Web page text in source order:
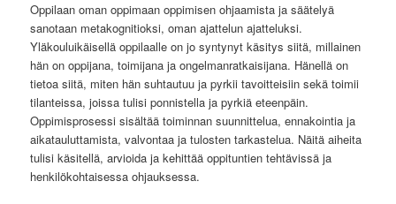
Oppilaan oman oppimaan oppimisen ohjaamista ja säätelyä
sanotaan metakognitioksi, oman ajattelun ajatteluksi.
Yläkouluikäisellä oppilaalle on jo syntynyt käsitys siitä, millainen
hän on oppijana, toimijana ja ongelmanratkaisijana. Hänellä on
tietoa siitä, miten hän suhtautuu ja pyrkii tavoitteisiin sekä toimii
tilanteissa, joissa tulisi ponnistella ja pyrkiä eteenpäin.
Oppimisprosessi sisältää toiminnan suunnittelua, ennakointia ja
aikatauluttamista, valvontaa ja tulosten tarkastelua. Näitä aiheita
tulisi käsitellä, arvioida ja kehittää oppituntien tehtävissä ja
henkilökohtaisessa ohjauksessa.